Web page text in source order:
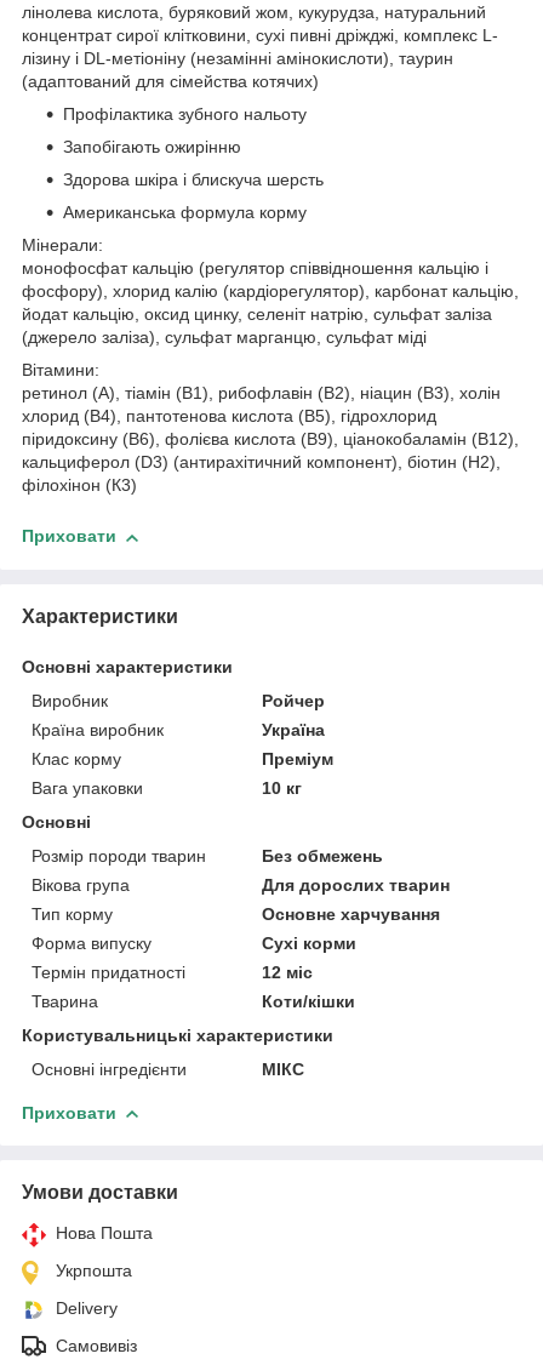
лінолева кислота, буряковий жом, кукурудза, натуральний
концентрат сирої клітковини, сухі пивні дріжджі, комплекс L-
лізину і DL-метіоніну (незамінні амінокислоти), таурин
(адаптований для сімейства котячих)
Профілактика зубного нальоту
Запобігають ожирінню
Здорова шкіра і блискуча шерсть
Американська формула корму
Мінерали:
монофосфат кальцію (регулятор співвідношення кальцію і
фосфору), хлорид калію (кардіорегулятор), карбонат кальцію,
йодат кальцію, оксид цинку, селеніт натрію, сульфат заліза
(джерело заліза), сульфат марганцю, сульфат міді
Вітамини:
ретинол (A), тіамін (B1), рибофлавін (B2), ніацин (B3), холін
хлорид (B4), пантотенова кислота (B5), гідрохлорид
піридоксину (В6), фолієва кислота (B9), ціанокобаламін (B12),
кальциферол (D3) (антирахітичний компонент), біотин (Н2),
філохінон (К3)
Приховати
Характеристики
Основні характеристики
Виробник
Ройчер
Країна виробник
Україна
Клас корму
Преміум
Вага упаковки
10 кг
Основні
Розмір породи тварин
Без обмежень
Вікова група
Для дорослих тварин
Тип корму
Основне харчування
Форма випуску
Сухі корми
Термін придатності
12 міс
Тварина
Коти/кішки
Користувальницькі характеристики
Основні інгредієнти
МІКС
Приховати
Умови доставки
Нова Пошта
Укрпошта
Delivery
Самовивіз